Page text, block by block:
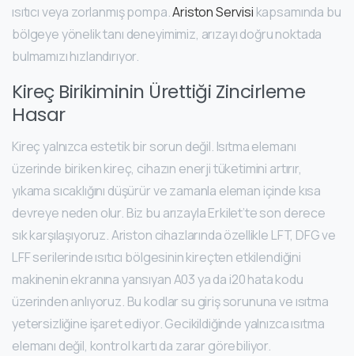
ısıtıcı veya zorlanmış pompa.Ariston Servisi kapsamında bu
bölgeye yönelik tanı deneyimimiz, arızayı doğru noktada
bulmamızı hızlandırıyor.
Kireç Birikiminin Ürettiği Zincirleme
Hasar
Kireç yalnızca estetik bir sorun değil. Isıtma elemanı
üzerinde biriken kireç, cihazın enerji tüketimini artırır,
yıkama sıcaklığını düşürür ve zamanla eleman içinde kısa
devreye neden olur. Biz bu arızayla Erkilet’te son derece
sık karşılaşıyoruz. Ariston cihazlarında özellikle LFT, DFG ve
LFF serilerinde ısıtıcı bölgesinin kireçten etkilendiğini
makinenin ekranına yansıyan A03 ya da i20 hata kodu
üzerinden anlıyoruz. Bu kodlar su giriş sorununa ve ısıtma
yetersizliğine işaret ediyor. Gecikildiğinde yalnızca ısıtma
elemanı değil, kontrol kartı da zarar görebiliyor.